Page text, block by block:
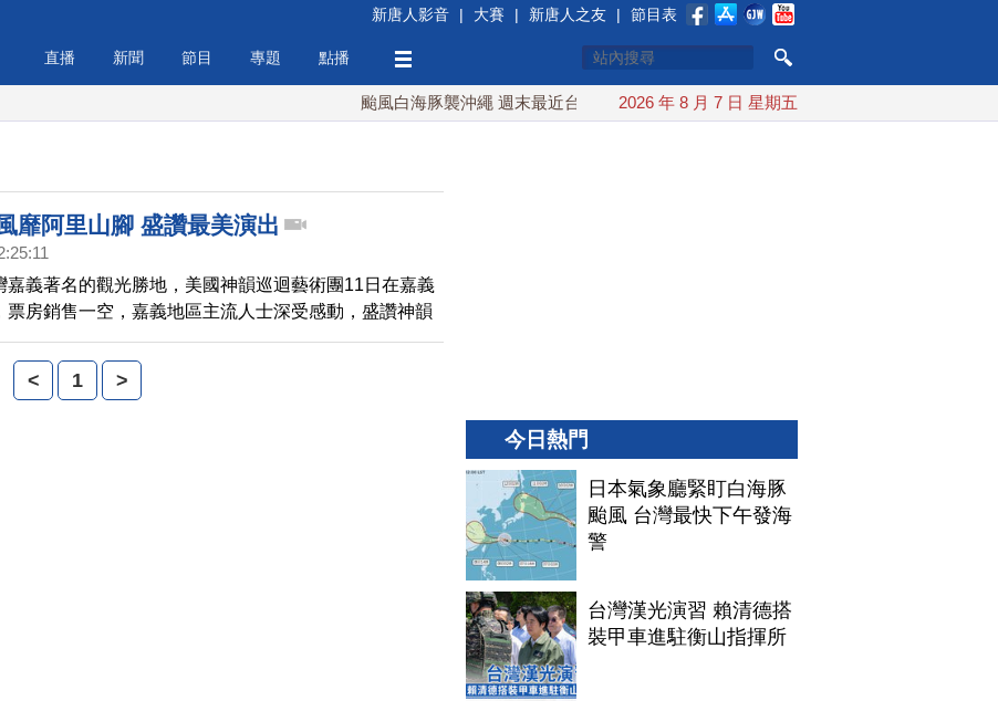
新唐人影音 | 大賽 | 新唐人之友 | 節目表
直播 新聞 節目 專題 點播
颱風白海豚襲沖繩 週末最近台灣 10日登陸浙江 川普預透露美伊談判進展 美彈藥充
2026 年 8 月 7 日 星期五
靡阿里山腳 盛讚最美演出
嘉義著名的觀光勝地，美國神韻巡迴藝術團11日在嘉義
票房銷售一空，嘉義地區主流人士深受感動，盛讚神韻
演出。
< 1 >
今日熱門
日本氣象廳緊盯白海豚
颱風 台灣最快下午發海
警
台灣漢光演習 賴清德搭
裝甲車進駐衡山指揮所